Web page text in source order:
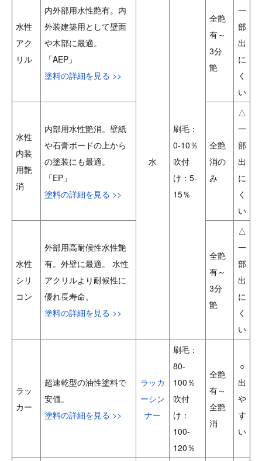
水性
アク
リル
内外部用水性艶有。内
外装建築用として壁面
や木部に最適。
「AEP」
塗料の詳細を見る >>
水
刷毛：
0-10％
吹付
け：5-
15％
全艶
有～
3分
艶
一
部
出
に
く
い
水性
内装
用艶
消
内部用水性艶消。壁紙
や石膏ボードの上から
の塗装にも最適。
「EP」
塗料の詳細を見る >>
全艶
消の
み
△
一
部
出
に
く
い
水性
シリ
コン
外部用高耐候性水性艶
有。外壁に最適。 水性
アクリルより耐候性に
優れ長寿命。
塗料の詳細を見る >>
全艶
有～
3分
艶
△
一
部
出
に
く
い
ラッ
カー
超速乾型の油性塗料で
安価。
塗料の詳細を見る >>
ラッカ
ーシン
ナー
刷毛：
80-
100％
吹付
け：
100-
120％
全艶
有～
全艶
消
○
出
や
す
い